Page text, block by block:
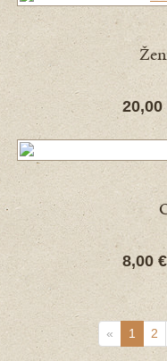
20,00
8,00 €
« 1 2